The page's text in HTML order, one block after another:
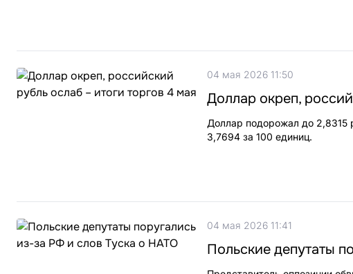
04 мая 2026 11:50
Доллар окреп,
Доллар подорожал до 2,8315
3,7694 за 100 единиц.
04 мая 2026 11:41
Польские депутаты